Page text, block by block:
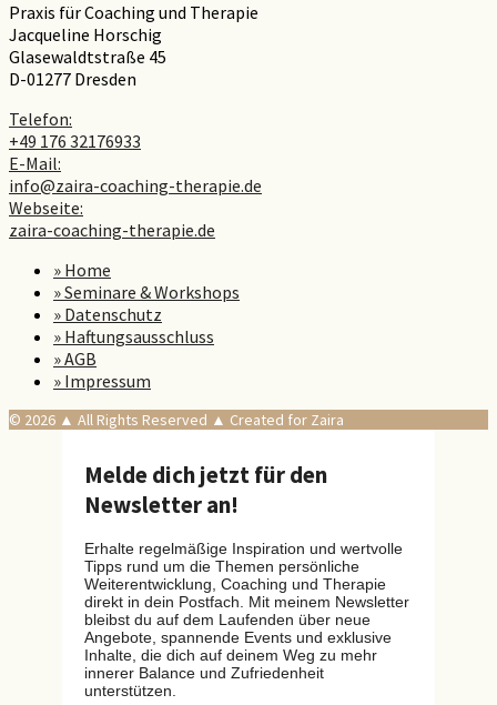
Praxis für Coaching und Therapie
Jacqueline Horschig
Glasewaldtstraße 45
D-01277 Dresden
Telefon:
+49 176 32176933
E-Mail:
info@zaira-coaching-therapie.de
Webseite:
zaira-coaching-therapie.de
» Home
» Seminare & Workshops
» Datenschutz
» Haftungsausschluss
» AGB
» Impressum
© 2026 ▲ All Rights Reserved ▲ Created for Zaira
Melde dich jetzt für den
Newsletter an!
Erhalte regelmäßige Inspiration und wertvolle
Tipps rund um die Themen persönliche
Weiterentwicklung, Coaching und Therapie
direkt in dein Postfach. Mit meinem Newsletter
bleibst du auf dem Laufenden über neue
Angebote, spannende Events und exklusive
Inhalte, die dich auf deinem Weg zu mehr
innerer Balance und Zufriedenheit
unterstützen.